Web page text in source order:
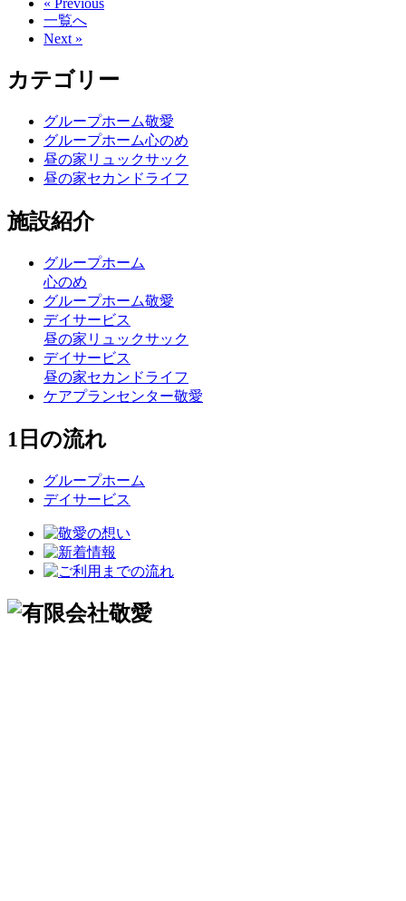
« Previous
一覧へ
Next »
カテゴリー
グループホーム敬愛
グループホーム心のめ
昼の家リュックサック
昼の家セカンドライフ
施設紹介
グループホーム
心のめ
グループホーム敬愛
デイサービス
昼の家リュックサック
デイサービス
昼の家セカンドライフ
ケアプランセンター敬愛
1日の流れ
グループホーム
デイサービス